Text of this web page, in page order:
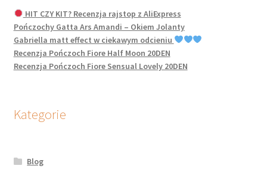
HIT CZY KIT? Recenzja rajstop z AliExpress
Pończochy Gatta Ars Amandi – Okiem Jolanty
Gabriella matt effect w ciekawym odcieniu
Recenzja Pończoch Fiore Half Moon 20DEN
Recenzja Pończoch Fiore Sensual Lovely 20DEN
Kategorie
Blog